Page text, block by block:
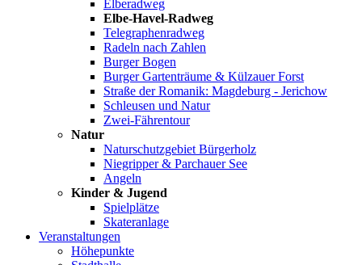
Elberadweg
Elbe-Havel-Radweg
Telegraphenradweg
Radeln nach Zahlen
Burger Bogen
Burger Gartenträume & Külzauer Forst
Straße der Romanik: Magdeburg - Jerichow
Schleusen und Natur
Zwei-Fährentour
Natur
Naturschutzgebiet Bürgerholz
Niegripper & Parchauer See
Angeln
Kinder & Jugend
Spielplätze
Skateranlage
Veranstaltungen
Höhepunkte